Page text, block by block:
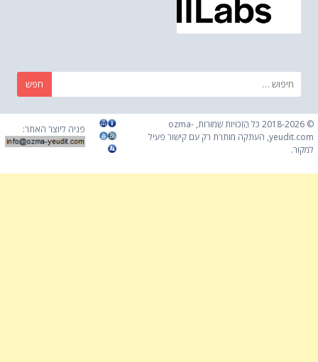
חפש:
© 2018-2026 כֹּל הַזְכוּיוֹת שְׁמוּרוֹת, ozma-
yeudit.com, העתקה מותרת רק עם קישור פעיל
למקור.
פניה ליוצר האתר: